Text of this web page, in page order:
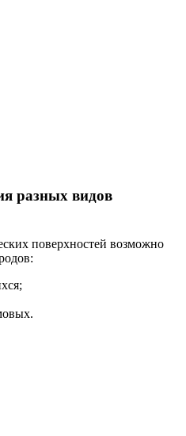
разных видов
поверхностей возможно